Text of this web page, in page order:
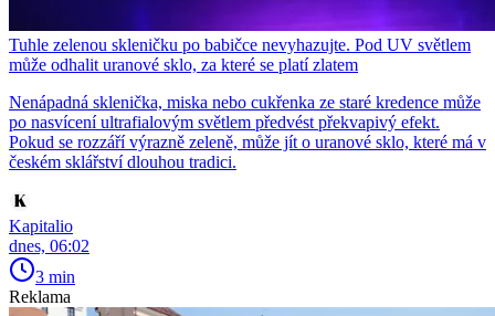
Tuhle zelenou skleničku po babičce nevyhazujte. Pod UV světlem
může odhalit uranové sklo, za které se platí zlatem
Nenápadná sklenička, miska nebo cukřenka ze staré kredence může
po nasvícení ultrafialovým světlem předvést překvapivý efekt.
Pokud se rozzáří výrazně zeleně, může jít o uranové sklo, které má v
českém sklářství dlouhou tradici.
Kapitalio
dnes, 06:02
3 min
Reklama